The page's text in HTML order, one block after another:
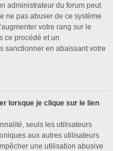
administrateur du forum peut
ne pas abuser de ce système
votre rang sur le
ce procédé et un
sanctionner en abaissant votre
lorsque je clique sur le lien
seuls les utilisateurs
aux autres utilisateurs
une utilisation abusive